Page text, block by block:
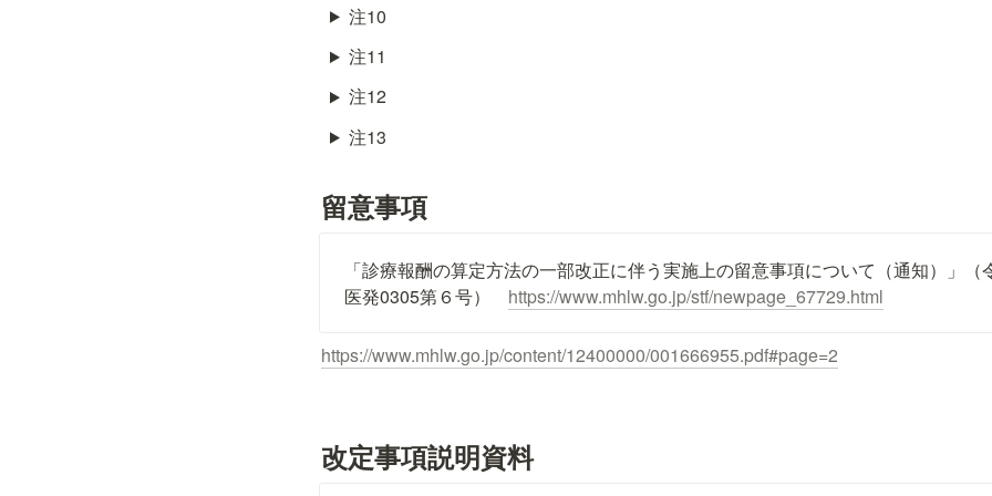
注10
注11
注12
注13
留意事項
「診療報酬の算定方法の一部改正に伴う実施上の留意事項について（通知）」（
医発0305第６号） https://www.mhlw.go.jp/stf/newpage_67729.html
https://www.mhlw.go.jp/content/12400000/001666955.pdf#page=2
改定事項説明資料